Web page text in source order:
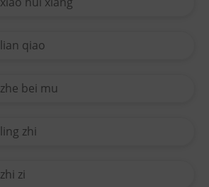
lian qiao
zhe bei mu
ling zhi
zhi zi